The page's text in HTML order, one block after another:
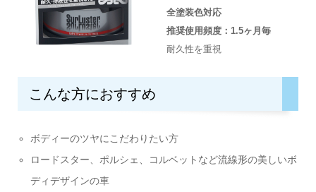
全塗装色対応
推奨使用頻度：1.5ヶ月毎
耐久性を重視
こんな方におすすめ
ボディーのツヤにこだわりたい方
ロードスター、ポルシェ、コルベットなど流線形の美しいボ
ディデザインの車